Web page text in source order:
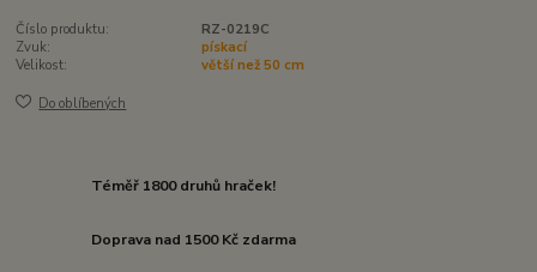
Číslo produktu:
RZ-0219C
Zvuk:
pískací
Velikost:
větší než 50 cm
Do oblíbených
Téměř 1800 druhů hraček!
Doprava nad 1500 Kč zdarma